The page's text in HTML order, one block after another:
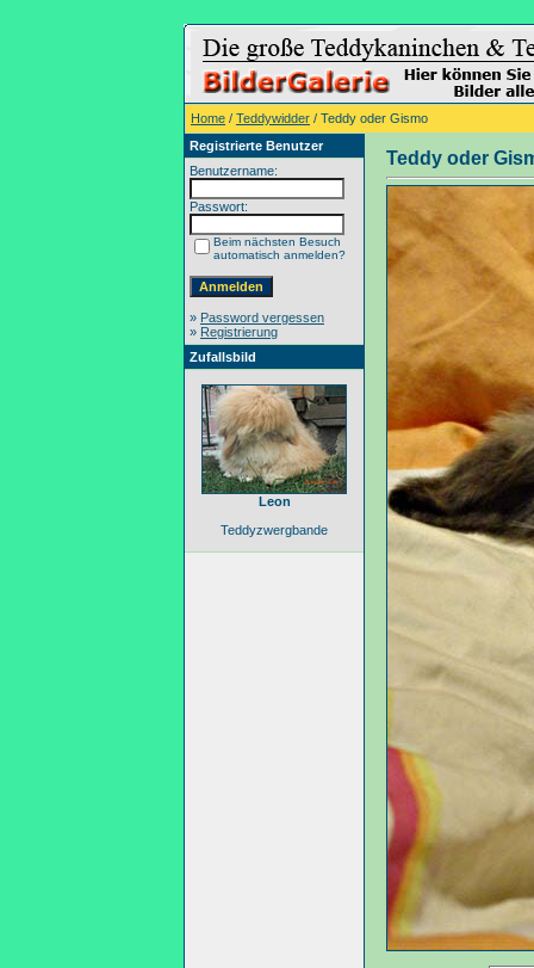
Home / Teddywidder / Teddy oder Gismo
Registrierte Benutzer
Benutzername:
Passwort:
Beim nächsten Besuch
automatisch anmelden?
» Password vergessen
» Registrierung
Zufallsbild
Leon
Teddyzwergbande
Teddy oder